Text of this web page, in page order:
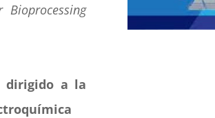
dirigido a la